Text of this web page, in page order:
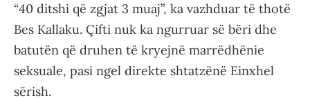
“40 ditshi që zgjat 3 muaj”, ka vazhduar të thotë
Bes Kallaku. Çifti nuk ka ngurruar së bëri dhe
batutën që druhen të kryejnë marrëdhënie
seksuale, pasi ngel direkte shtatzënë Einxhel
sërish.